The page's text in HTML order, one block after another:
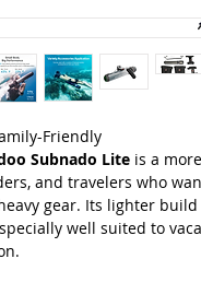
Friendly
Subnado Liteis a
and travelers who
gear. Its lighter
well suited to